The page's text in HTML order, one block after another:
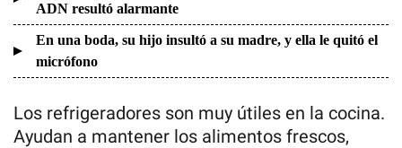
ADN resultó alarmante
En una boda, su hijo insultó a su madre, y ella le quitó el
micrófono
Los refrigeradores son muy útiles en la cocina.
Ayudan a mantener los alimentos frescos,